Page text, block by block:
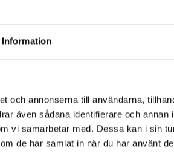
Information
och annonserna till användarna,
även sådana identifierare och annan
vi samarbetar med. Dessa kan i sin
de har samlat in när du har använt
köpte också